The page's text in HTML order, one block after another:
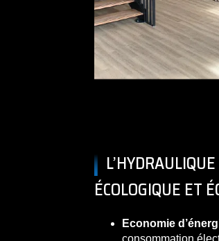
ÉCOLOGIQUE ET
Economie